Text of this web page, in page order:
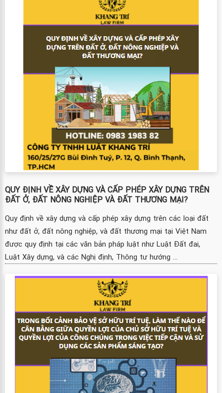
QUY ĐỊNH VỀ XÂY DỰNG VÀ CẤP PHÉP XÂY DỰNG TRÊN
ĐẤT Ở, ĐẤT NÔNG NGHIỆP VÀ ĐẤT THƯƠNG MẠI?
Quy định về xây dựng và cấp phép xây dựng trên các loại đất
như đất ở, đất nông nghiệp, và đất thương mại tại Việt Nam
được quy định tại các văn bản pháp luật như Luật Đất đai,
Luật Xây dựng, và các Nghị định, Thông tư hướng ...